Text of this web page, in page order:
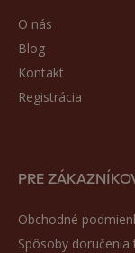
O nás
Blog
Kontakt
Registrácia
PRE
Obchodné
Spôsoby doručenia